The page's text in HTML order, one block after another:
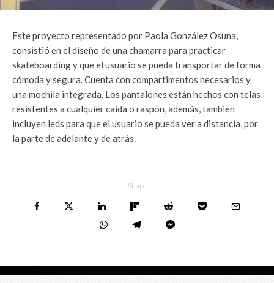
Este proyecto representado por Paola González Osuna,
consistió en el diseño de una chamarra para practicar
skateboarding y que el usuario se pueda transportar de forma
cómoda y segura. Cuenta con compartimentos necesarios y
una mochila integrada. Los pantalones están hechos con telas
resistentes a cualquier caída o raspón, además, también
incluyen leds para que el usuario se pueda ver a distancia, por
la parte de adelante y de atrás.
Share